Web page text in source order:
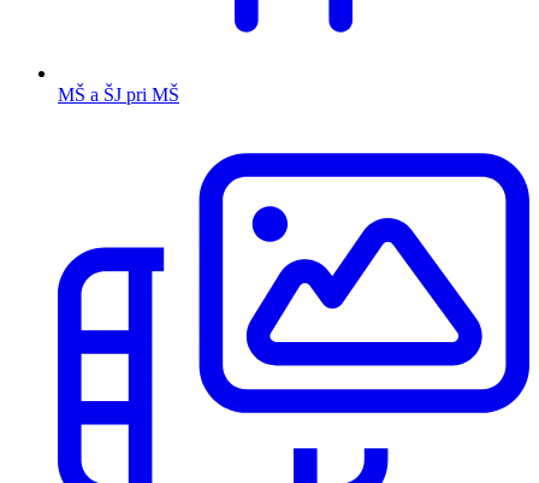
MŠ a ŠJ pri MŠ